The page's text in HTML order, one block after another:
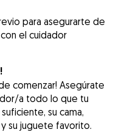
para asegurarte de
el cuidador
comenzar! Asegúrate
a todo lo que tu
su cama,
su juguete favorito.